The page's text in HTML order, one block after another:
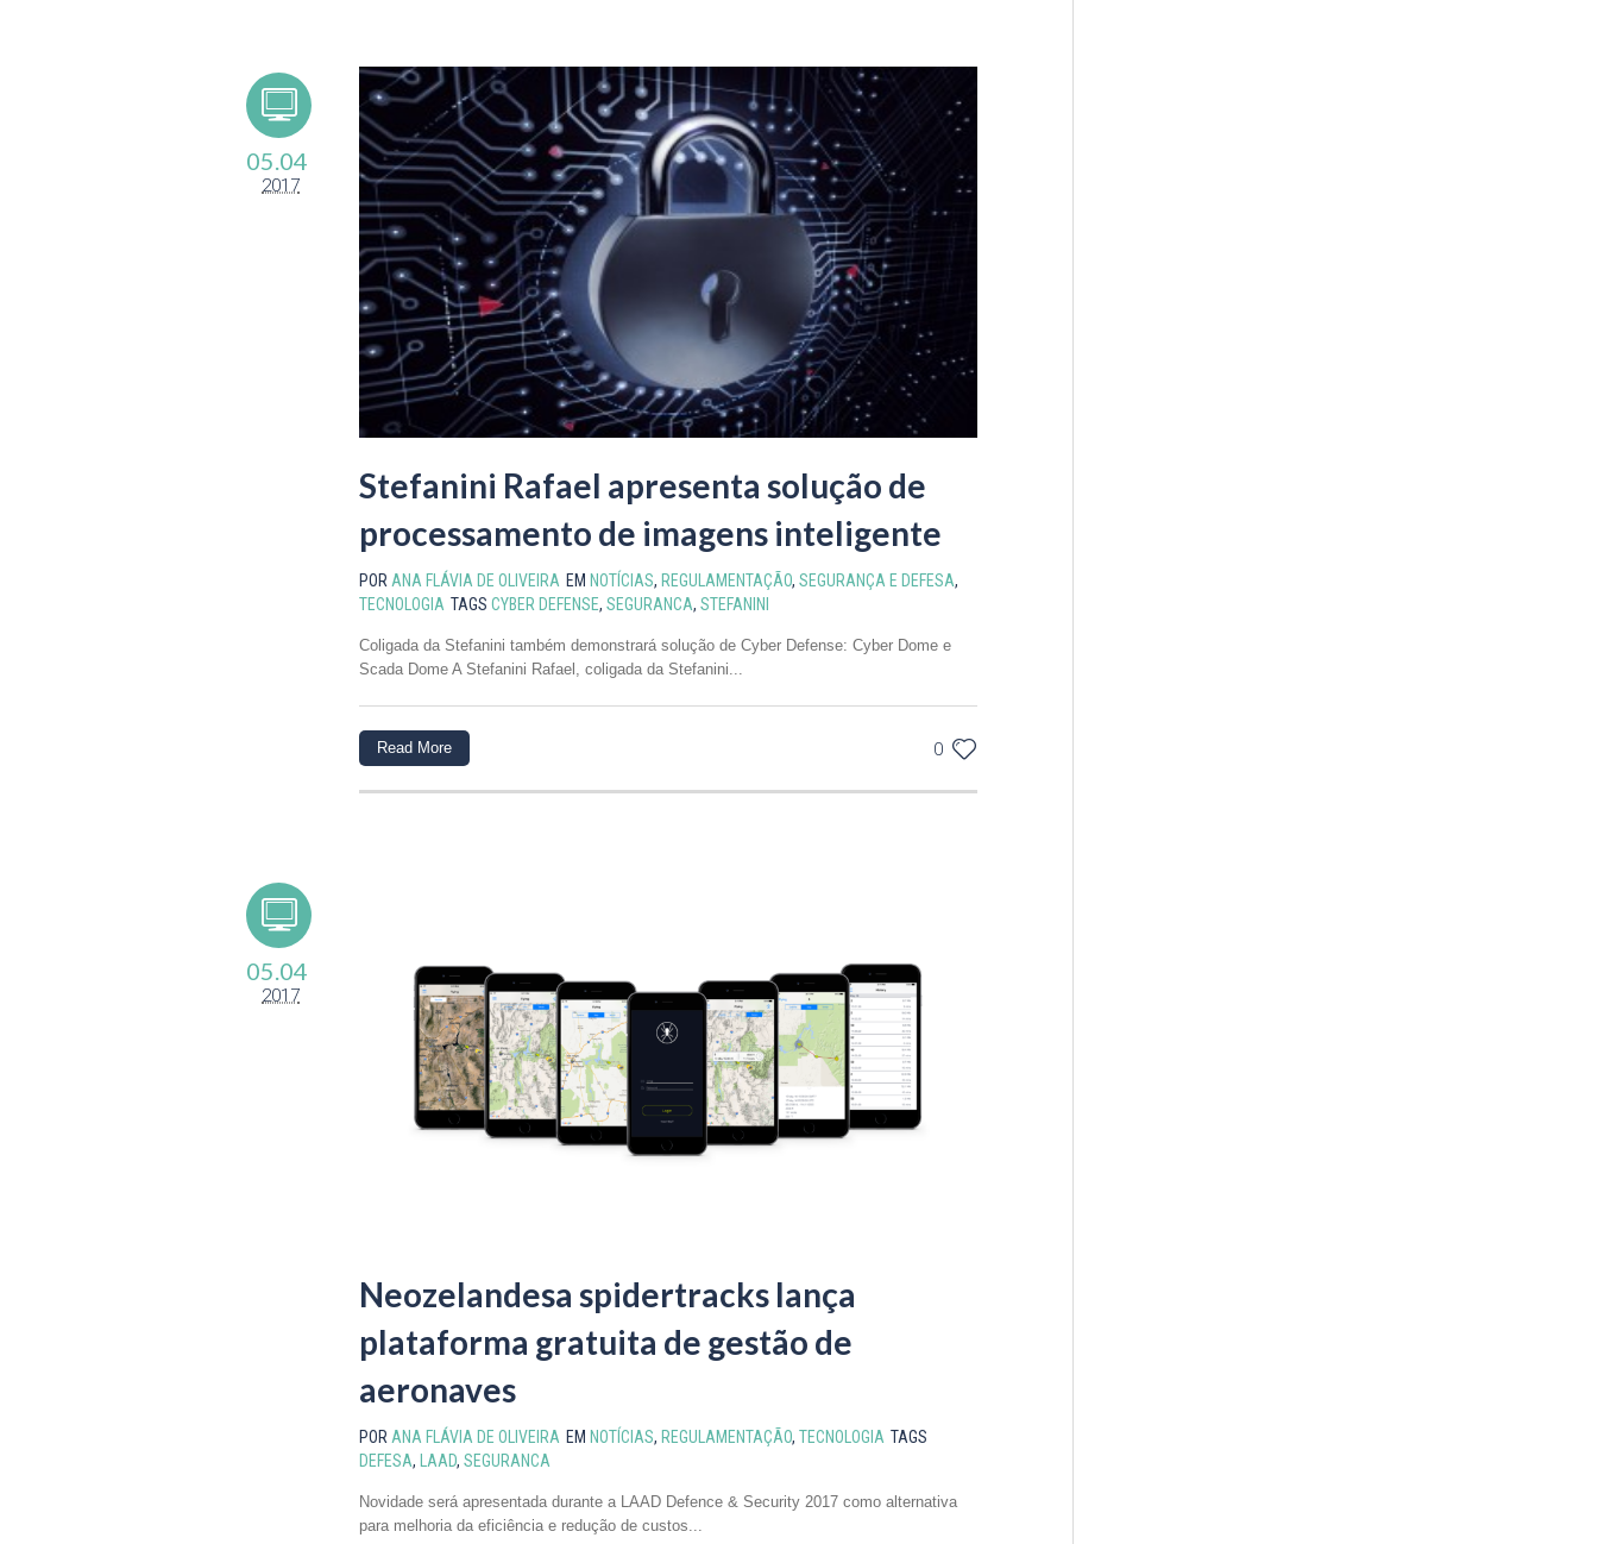
05.04
2017
Stefanini Rafael apresenta solução de
processamento de imagens inteligente
POR ANA FLÁVIA DE OLIVEIRA EM NOTÍCIAS, REGULAMENTAÇÃO, SEGURANÇA E DEFESA,
TECNOLOGIA TAGS CYBER DEFENSE, SEGURANCA, STEFANINI
Coligada da Stefanini também demonstrará solução de Cyber Defense: Cyber Dome e
Scada Dome A Stefanini Rafael, coligada da Stefanini...
0
Read More
05.04
2017
Neozelandesa spidertracks lança
plataforma gratuita de gestão de
aeronaves
PORANA FLÁVIA DE OLIVEIRA EM NOTÍCIAS, REGULAMENTAÇÃO, TECNOLOGIA TAGS
DEFESA, LAAD, SEGURANCA
Novidade será apresentada durante a LAAD Defence & Security 2017 como alternativa
para melhoria da eficiência e redução de custos...